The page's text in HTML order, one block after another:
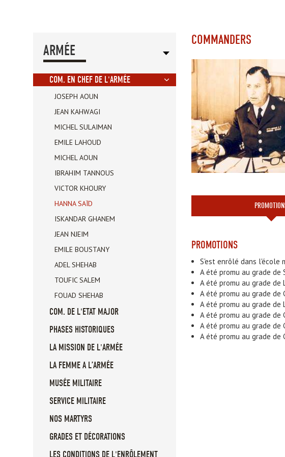
ARMÉE
COM. EN CHEF DE L'ARMÉE
JOSEPH AOUN
JEAN KAHWAGI
MICHEL SULAIMAN
EMILE LAHOUD
MICHEL AOUN
IBRAHIM TANNOUS
VICTOR KHOURY
HANNA SAÏD
ISKANDAR GHANEM
JEAN NJEIM
EMILE BOUSTANY
ADEL SHEHAB
TOUFIC SALEM
FOUAD SHEHAB
COM. DE L'ETAT MAJOR
PHASES HISTORIQUES
LA MISSION DE L'ARMÉE
LA FEMME A L’ARMÉE
MUSÉE MILITAIRE
SERVICE MILITAIRE
NOS MARTYRS
GRADES ET DÉCORATIONS
LES CONDITIONS DE L'ENRÔLEMENT
COMMANDERS
PROMOTIONS
S'est enrôlé dans l'école
A été promu au grade
A été promu au grade
A été promu au grade
A été promu au grade de
A été promu au grade de
A été promu au grade de
A été promu au grade de